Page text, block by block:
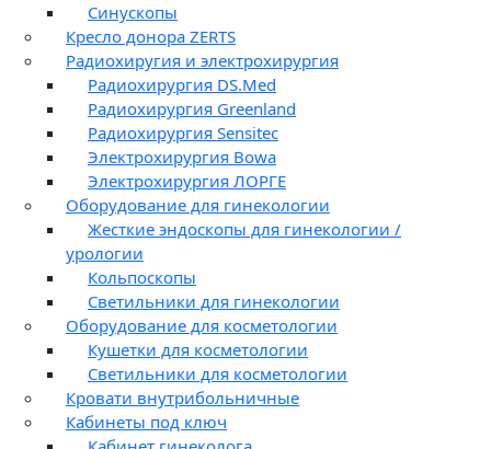
Синускопы
Кресло донора ZERTS
Радиохиругия и электрохирургия
Радиохирургия DS.Med
Радиохирургия Greenland
Радиохирургия Sensitec
Электрохирургия Bowa
Электрохирургия ЛОРГЕ
Оборудование для гинекологии
Жесткие эндоскопы для гинекологии /
урологии
Кольпоскопы
Светильники для гинекологии
Оборудование для косметологии
Кушетки для косметологии
Светильники для косметологии
Кровати внутрибольничные
Кабинеты под ключ